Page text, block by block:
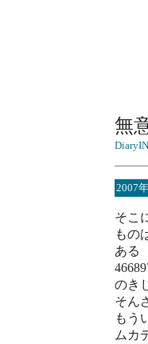
無
2007
そこ
もの
ある
のき
そん
もう
ムカ